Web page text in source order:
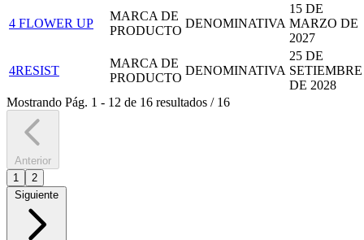
4 FLOWER UP
MARCA DE
PRODUCTO
DENOMINATIVA
15 DE
MARZO DE
2027
4RESIST
MARCA DE
PRODUCTO
DENOMINATIVA
25 DE
SETIEMBRE
DE 2028
Mostrando Pág. 1 - 12 de 16 resultados / 16
Anterior
1
2
Siguiente